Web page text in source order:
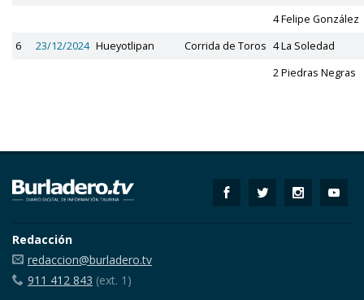
4 Felipe González
6
23/12/2024 Hueyotlipan Corrida de Toros 4 La Soledad
2 Piedras Negras
Redacción
redaccion@burladero.tv
911 412 843 (ext. 1)